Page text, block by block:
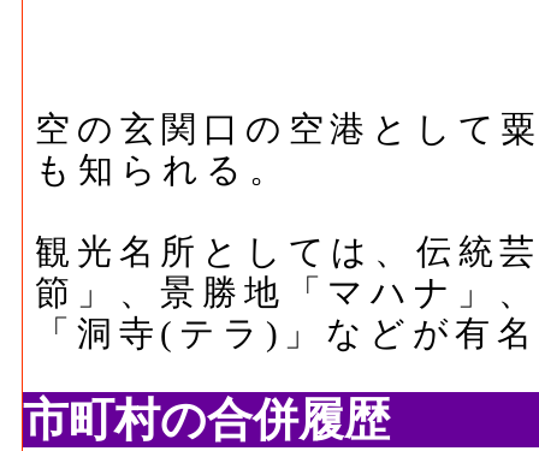
空の玄関口の空港として
も知られる。
観光名所としては、伝統
節」、景勝地「マハナ」
「洞寺(テラ)」などが有
市町村の合併履歴